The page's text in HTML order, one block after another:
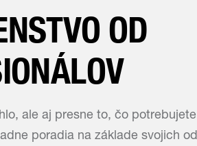
OD
ale aj presne to, čo
poradia na základe svojich